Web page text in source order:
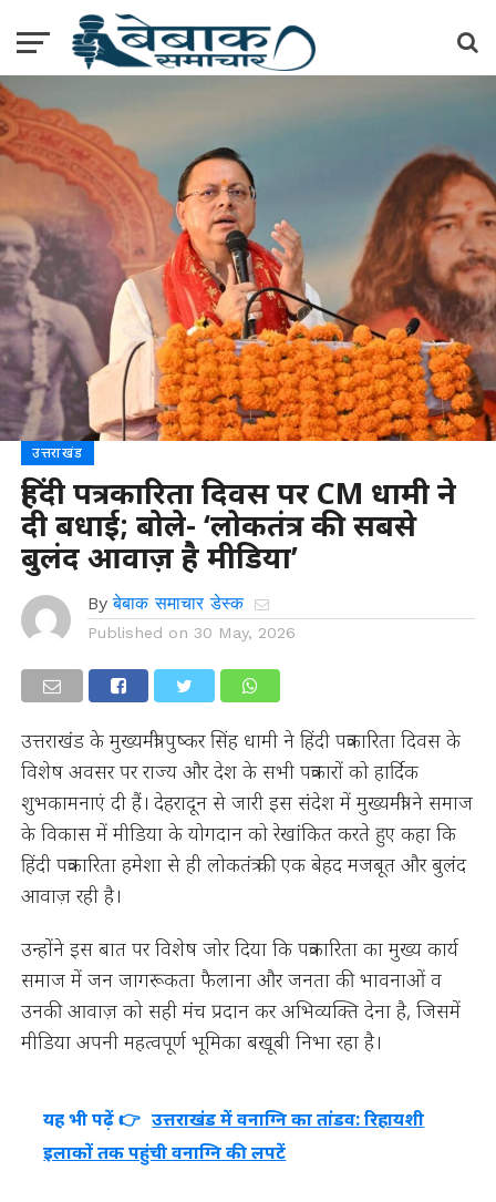
उत्तराखंड
हिंदी पत्रकारिता दिवस पर CM धामी ने
दी बधाई; बोले- ‘लोकतंत्र की सबसे
बुलंद आवाज़ है मीडिया’
By बेबाक समाचार डेस्क
Published on 30 May, 2026
उत्तराखंड के मुख्यमंत्री पुष्कर सिंह धामी ने हिंदी पत्रकारिता दिवस के
विशेष अवसर पर राज्य और देश के सभी पत्रकारों को हार्दिक
शुभकामनाएं दी हैं। देहरादून से जारी इस संदेश में मुख्यमंत्री ने समाज
के विकास में मीडिया के योगदान को रेखांकित करते हुए कहा कि
हिंदी पत्रकारिता हमेशा से ही लोकतंत्र की एक बेहद मजबूत और बुलंद
आवाज़ रही है।
उन्होंने इस बात पर विशेष जोर दिया कि पत्रकारिता का मुख्य कार्य
समाज में जन जागरूकता फैलाना और जनता की भावनाओं व
उनकी आवाज़ को सही मंच प्रदान कर अभिव्यक्ति देना है, जिसमें
मीडिया अपनी महत्वपूर्ण भूमिका बखूबी निभा रहा है।
यह भी पढ़ें 👉 उत्तराखंड में वनाग्नि का तांडव: रिहायशी
इलाकों तक पहुंची वनाग्नि की लपटें